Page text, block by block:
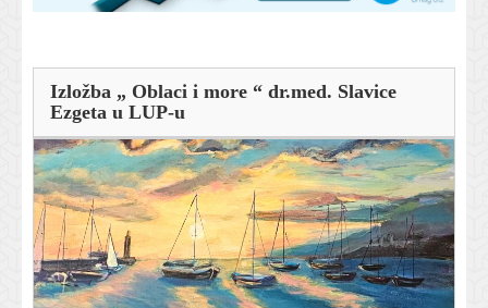
Izložba „ Oblaci i more “ dr.med. Slavice
Ezgeta u LUP-u